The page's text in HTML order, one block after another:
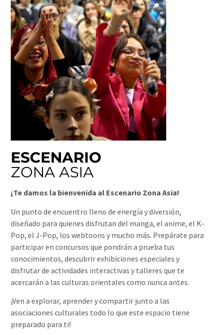
ESCENARIO
ZONA ASIA
¡Te damos la bienvenida al Escenario Zona Asia!
Un punto de encuentro lleno de energía y diversión,
diseñado para quienes disfrutan del manga, el anime, el K-
Pop, el J-Pop, los webtoons y mucho más. Prepárate para
participar en concursos que pondrán a prueba tus
conocimientos, descubrir exhibiciones especiales y
disfrutar de actividades interactivas y talleres que te
acercarán a las culturas orientales como nunca antes.
¡Ven a explorar, aprender y compartir junto a las
asociaciones culturales todo lo que este espacio tiene
preparado para ti!